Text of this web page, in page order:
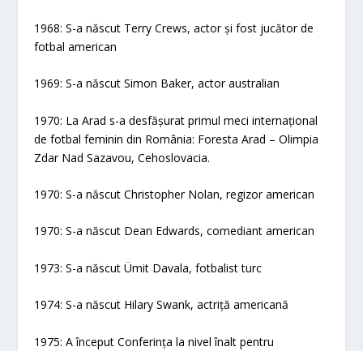
1968: S-a născut Terry Crews, actor și fost jucător de
fotbal american
1969: S-a născut Simon Baker, actor australian
1970: La Arad s-a desfășurat primul meci internațional
de fotbal feminin din România: Foresta Arad – Olimpia
Zdar Nad Sazavou, Cehoslovacia.
1970: S-a născut Christopher Nolan, regizor american
1970: S-a născut Dean Edwards, comediant american
1973: S-a născut Ümit Davala, fotbalist turc
1974: S-a născut Hilary Swank, actriță americană
1975: A început Conferința la nivel înalt pentru